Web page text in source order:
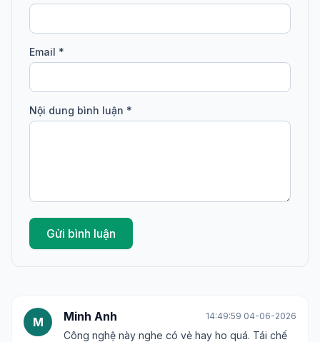
Email *
Nội dung bình luận *
Gửi bình luận
M Minh Anh 14:49:59 04-06-2026
Công nghệ này nghe có vẻ hay ho quá. Tái chế